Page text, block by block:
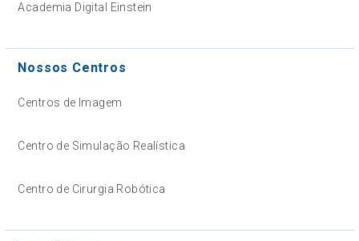
Academia Digital Einstein
Nossos Centros
Centros de Imagem
Centro de Simulação Realística
Centro de Cirurgia Robótica